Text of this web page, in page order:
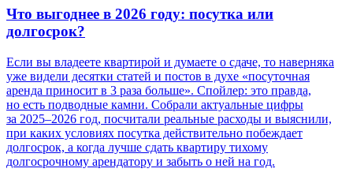
Что выгоднее в 2026 году: посутка или
долгосрок?
Если вы владеете квартирой и думаете о сдаче, то наверняка
уже видели десятки статей и постов в духе «посуточная
аренда приносит в 3 раза больше». Спойлер: это правда,
но есть подводные камни. Собрали актуальные цифры
за 2025–2026 год, посчитали реальные расходы и выяснили,
при каких условиях посутка действительно побеждает
долгосрок, а когда лучше сдать квартиру тихому
долгосрочному арендатору и забыть о ней на год.